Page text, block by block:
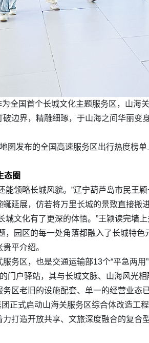
全国首个长城文化主题服务区，山海
边界，精雕细琢，于山海之间华丽
图发布的全国高速服务区出行热度榜
态圈
能领略长城风貌。”辽宁葫芦岛市民王
延展，仿若将万里长城的景致直接搬
城文化有了更深的体悟。”王颖读完墙
，园区的每一处角落都融入了长城特
平介绍。
务区，也是交通运输部13个“平急两
门户驿站，其与长城文脉、山海风光相
区老旧的设施配套、单一的经营业态
正式启动山海关服务区综合体改造工
打造开放共享、文旅深度融合的复